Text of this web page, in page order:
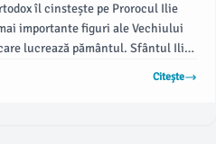
îl cinstește pe Prorocul Ilie
importante figuri ale Vechiului
lucrează pământul. Sfântul Ilie
în fața practicilor păgâne.
Citește